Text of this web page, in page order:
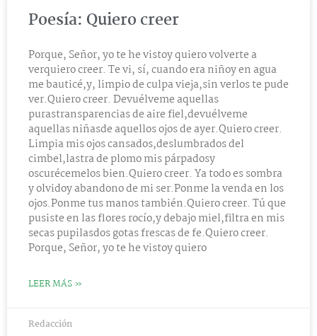
Poesía: Quiero creer
Porque, Señor, yo te he vistoy quiero volverte a
verquiero creer. Te vi, sí, cuando era niñoy en agua
me bauticé,y, limpio de culpa vieja,sin verlos te pude
ver.Quiero creer. Devuélveme aquellas
purastransparencias de aire fiel,devuélveme
aquellas niñasde aquellos ojos de ayer.Quiero creer.
Limpia mis ojos cansados,deslumbrados del
cimbel,lastra de plomo mis párpadosy
oscurécemelos bien.Quiero creer. Ya todo es sombra
y olvidoy abandono de mi ser.Ponme la venda en los
ojos.Ponme tus manos también.Quiero creer. Tú que
pusiste en las flores rocío,y debajo miel,filtra en mis
secas pupilasdos gotas frescas de fe.Quiero creer.
Porque, Señor, yo te he vistoy quiero
LEER MÁS »
Redacción